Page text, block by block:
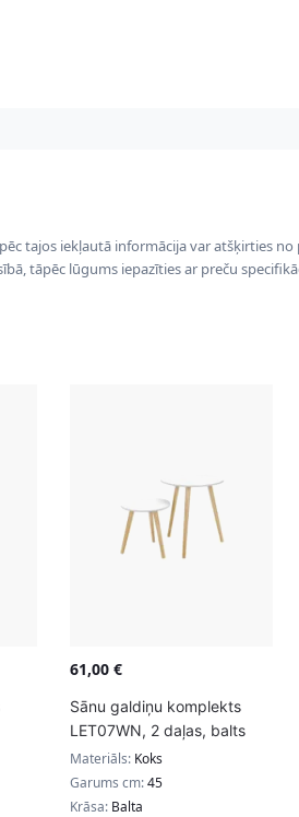
tajos iekļautā informācija var atšķirties
tāpēc lūgums iepazīties ar preču
61,00 €
Sānu galdiņu komplekts
LET07WN, 2 daļas, balts
Materiāls: Koks
Garums cm:45
Krāsa: Balta